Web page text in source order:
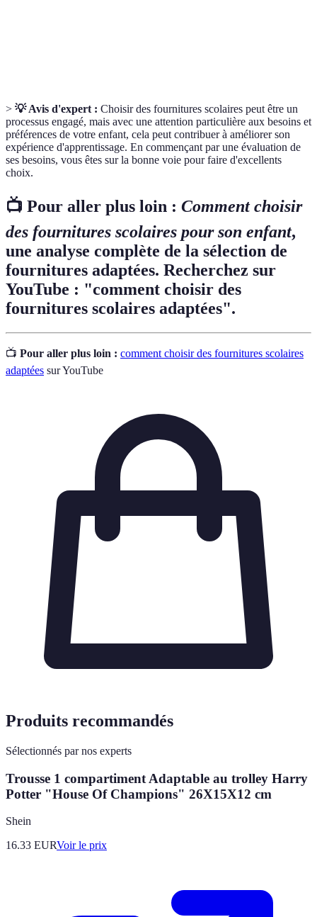
> 💡 Avis d'expert : Choisir des fournitures scolaires peut être un
processus engagé, mais avec une attention particulière aux besoins et
préférences de votre enfant, cela peut contribuer à améliorer son
expérience d'apprentissage. En commençant par une évaluation de
ses besoins, vous êtes sur la bonne voie pour faire d'excellents
choix.
📺 Pour aller plus loin : Comment choisir
des fournitures scolaires pour son enfant,
une analyse complète de la sélection de
fournitures adaptées. Recherchez sur
YouTube : "comment choisir des
fournitures scolaires adaptées".
📺 Pour aller plus loin : comment choisir des fournitures scolaires
adaptées sur YouTube
Produits recommandés
Sélectionnés par nos experts
Trousse 1 compartiment Adaptable au trolley Harry
Potter "House Of Champions" 26X15X12 cm
Shein
16.33 EURVoir le prix